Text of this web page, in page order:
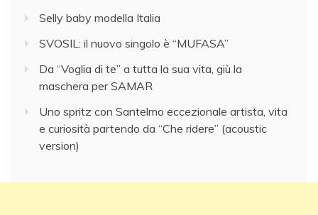
Selly baby modella Italia
SVOSIL: il nuovo singolo è “MUFASA”
Da “Voglia di te” a tutta la sua vita, giù la
maschera per SAMAR
Uno spritz con Santelmo eccezionale artista, vita
e curiosità partendo da “Che ridere” (acoustic
version)